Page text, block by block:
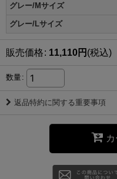
グレー/Mサイズ
グレー/Lサイズ
販売価格: 11,110円 (税込)
数量:
返品特約に関する重要事項